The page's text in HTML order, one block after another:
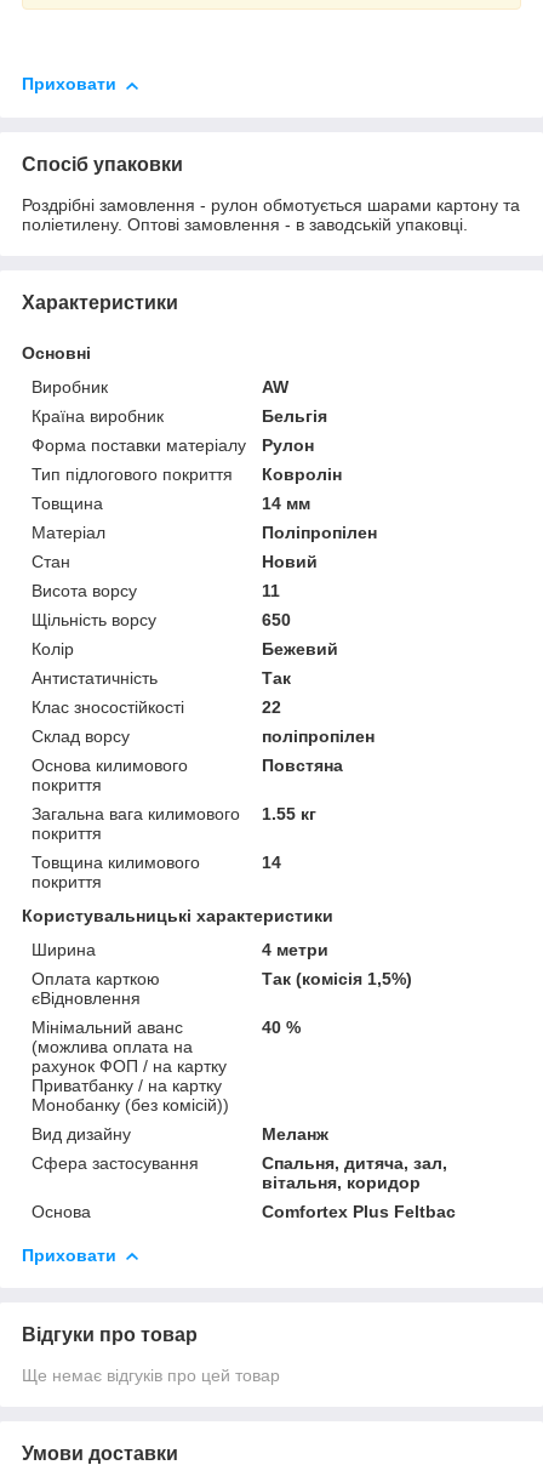
Приховати
Спосіб упаковки
Роздрібні замовлення - рулон обмотується шарами картону та
поліетилену. Оптові замовлення - в заводській упаковці.
Характеристики
Основні
Виробник
AW
Країна виробник
Бельгія
Форма поставки матеріалу
Рулон
Тип підлогового покриття
Ковролін
Товщина
14 мм
Матеріал
Поліпропілен
Стан
Новий
Висота ворсу
11
Щільність ворсу
650
Колір
Бежевий
Антистатичність
Так
Клас зносостійкості
22
Склад ворсу
поліпропілен
Основа килимового
покриття
Повстяна
Загальна вага килимового
покриття
1.55 кг
Товщина килимового
покриття
14
Користувальницькі характеристики
Ширина
4 метри
Оплата карткою
єВідновлення
Так (комісія 1,5%)
Мінімальний аванс
(можлива оплата на
рахунок ФОП / на картку
Приватбанку / на картку
Монобанку (без комісій))
40 %
Вид дизайну
Меланж
Сфера застосування
Спальня, дитяча, зал,
вітальня, коридор
Основа
Comfortex Plus Feltbac
Приховати
Відгуки про товар
Ще немає відгуків про цей товар
Умови доставки